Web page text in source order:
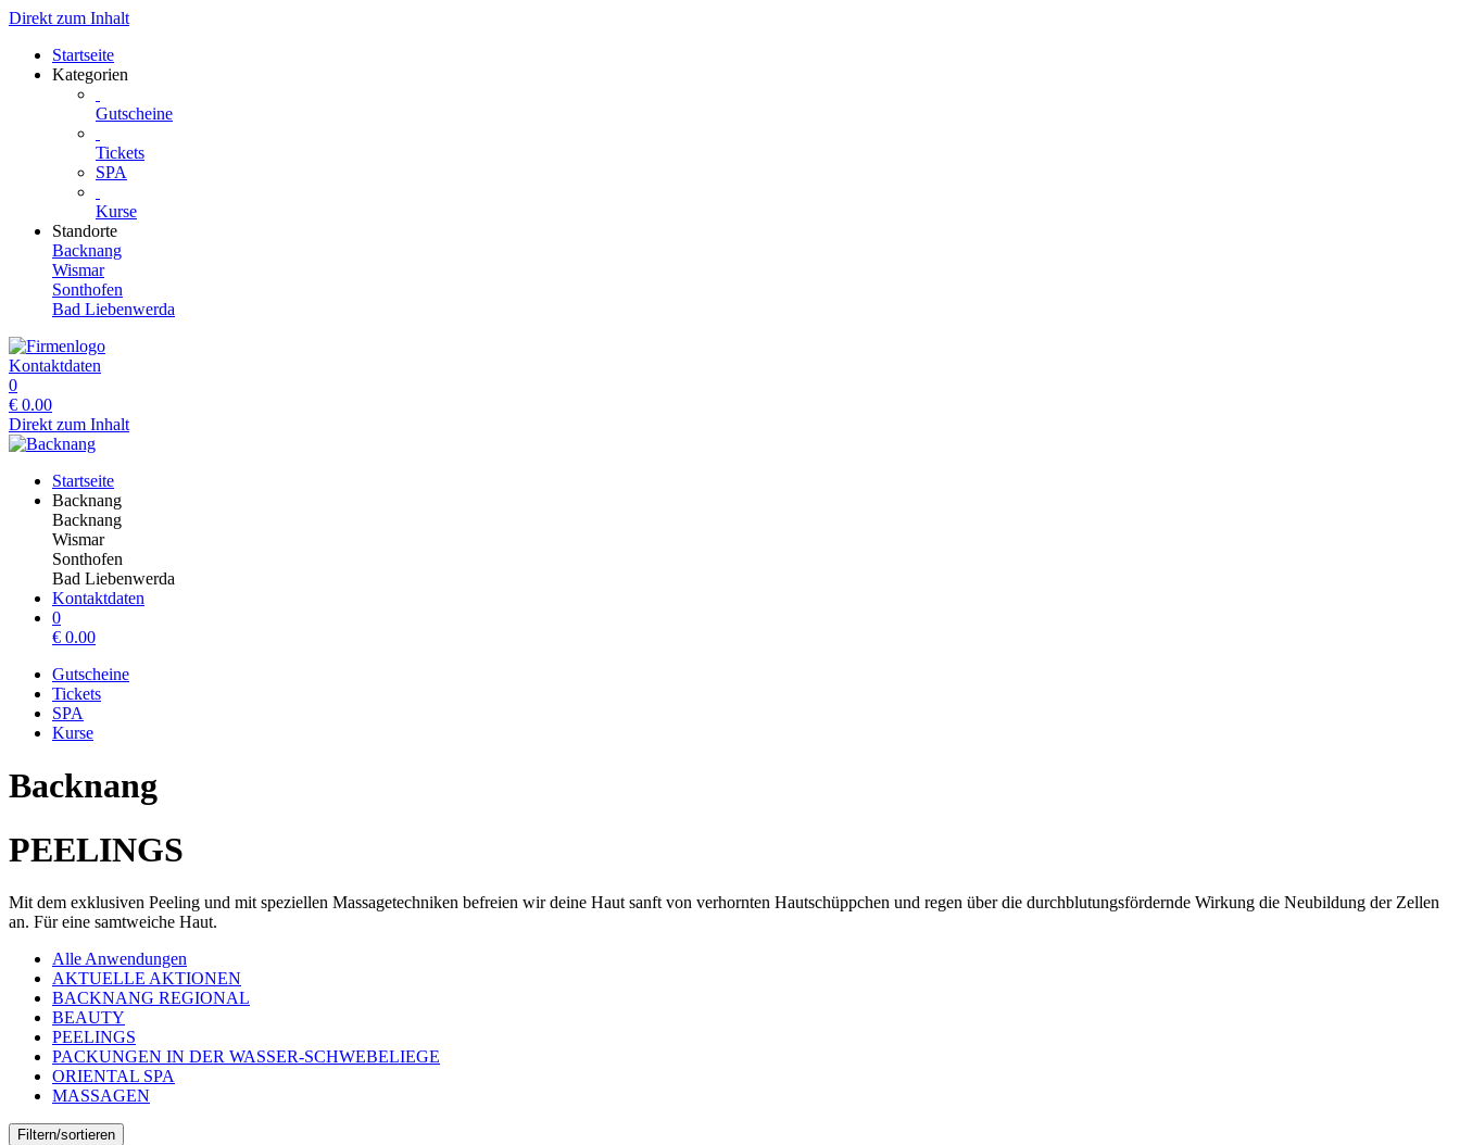
Direkt zum Inhalt
Startseite
Kategorien
Gutscheine
Tickets
SPA
Kurse
Standorte
Backnang
Wismar
Sonthofen
Bad Liebenwerda
Kontaktdaten
0
€ 0.00
Direkt zum Inhalt
Startseite
Backnang
Backnang
Wismar
Sonthofen
Bad Liebenwerda
Kontaktdaten
0
€ 0.00
Gutscheine
Tickets
SPA
Kurse
Backnang
PEELINGS
Mit dem exklusiven Peeling und mit speziellen Massagetechniken befreien wir deine Haut sanft von verhornten Hautschüppchen und regen über die durchblutungsfördernde Wirkung die Neubildung der Zellen
an. Für eine samtweiche Haut.
Alle Anwendungen
AKTUELLE AKTIONEN
BACKNANG REGIONAL
BEAUTY
PEELINGS
PACKUNGEN IN DER WASSER-SCHWEBELIEGE
ORIENTAL SPA
MASSAGEN
Filtern/sortieren